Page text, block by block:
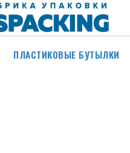
ПЛАСТИКОВЫЕ БУТЫЛКИ